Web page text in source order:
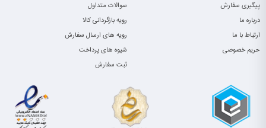
پیگیری سفارش
درباره ما
ارتباط با ما
حریم خصوصی
سوالات متداول
رویه بازگردانی کالا
رویه های ارسال سفارش
شیوه های پرداخت
ثبت سفارش